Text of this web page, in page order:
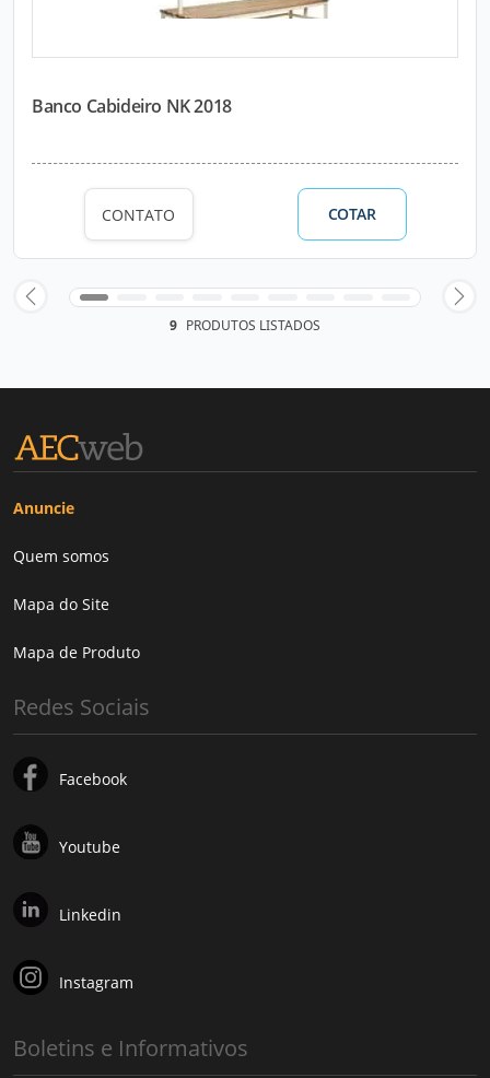
Banco Cabideiro NK 2018
CONTATO COTAR
9 PRODUTOS LISTADOS
Anuncie
Quem somos
Mapa do Site
Mapa de Produto
Redes Sociais
Facebook
Youtube
Linkedin
Instagram
Boletins e Informativos